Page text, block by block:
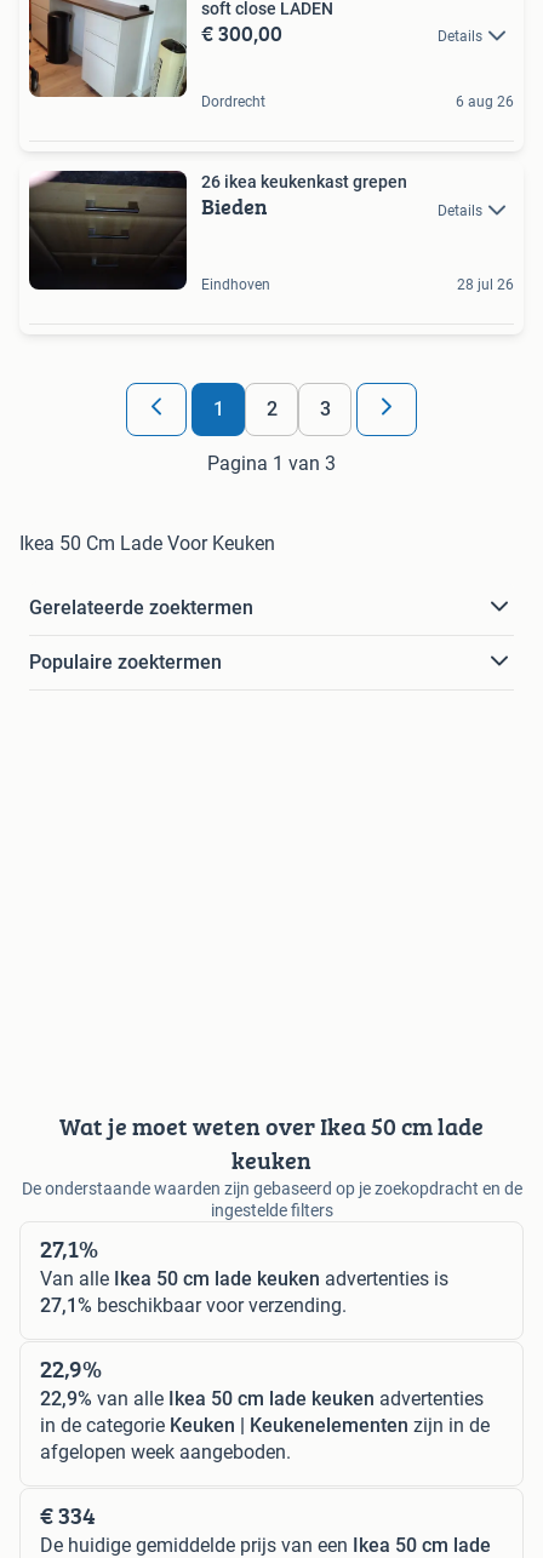
soft close LADEN
€ 300,00 Details
Dordrecht 6 aug 26
26 ikea keukenkast grepen
Bieden Details
Eindhoven 28 jul 26
1 2 3
Pagina 1 van 3
Ikea 50 Cm Lade Voor Keuken
Gerelateerde zoektermen
Populaire zoektermen
Wat je moet weten over Ikea 50 cm lade
keuken
De onderstaande waarden zijn gebaseerd op je zoekopdracht en de
ingestelde filters
27,1%
Van alle Ikea 50 cm lade keuken advertenties is
27,1% beschikbaar voor verzending.
22,9%
22,9% van alle Ikea 50 cm lade keuken advertenties
in de categorie Keuken | Keukenelementen zijn in de
afgelopen week aangeboden.
€ 334
De huidige gemiddelde prijs van een Ikea 50 cm lade